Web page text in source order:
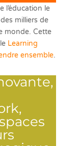
l’éducation le
milliers de
monde. Cette
Learning
ensemble.